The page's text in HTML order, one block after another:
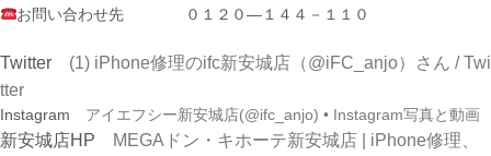
お問い合わせ先 ０１２０―１４４－１１０
Twitter (1) iPhone修理のifc新安城店（@iFC_anjo）さん / Twi
tter
Instagram アイエフシー新安城店(@ifc_anjo) • Instagram写真と動画
新安城店HP
MEGAドン・キホーテ新安城店 | iPhone修理、